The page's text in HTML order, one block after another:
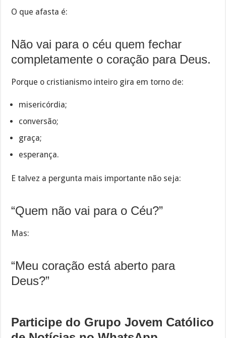
O que afasta é:
Não vai para o céu quem fechar
completamente o coração para Deus.
Porque o cristianismo inteiro gira em torno de:
misericórdia;
conversão;
graça;
esperança.
E talvez a pergunta mais importante não seja:
“Quem não vai para o Céu?”
Mas:
“Meu coração está aberto para
Deus?”
Participe do Grupo Jovem Católico